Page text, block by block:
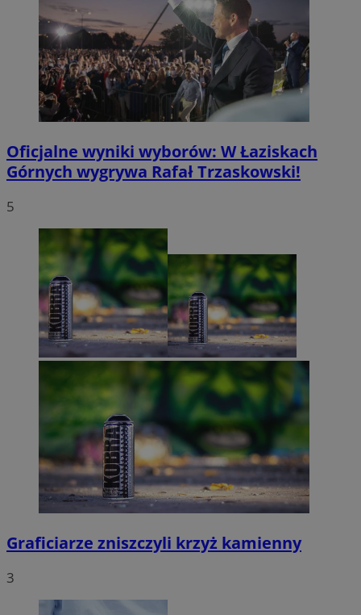
Oficjalne wyniki wyborów: W Łaziskach
Górnych wygrywa Rafał Trzaskowski!
5
Graficiarze zniszczyli krzyż kamienny
3